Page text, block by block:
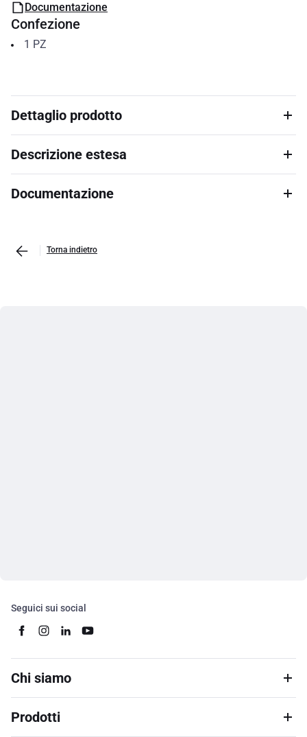
Documentazione
Confezione
1 PZ
Dettaglio prodotto
Descrizione estesa
Documentazione
Torna indietro
Seguici sui social
Chi siamo
Prodotti